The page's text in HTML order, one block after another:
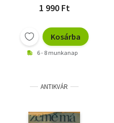
1 990 Ft
Kosárba
6 - 8 munkanap
ANTIKVÁR